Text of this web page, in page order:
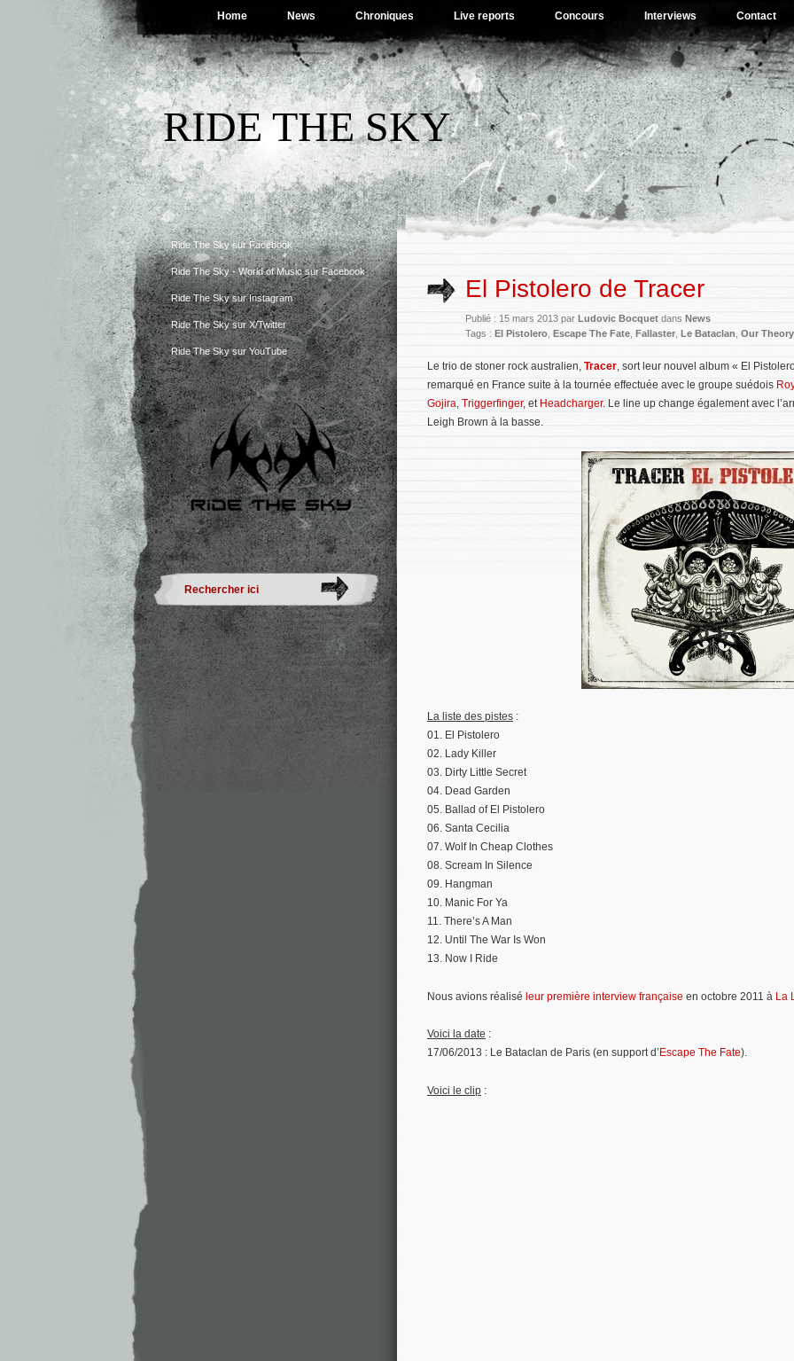
Home News Chroniques Live reports Concours Interviews Contact
RIDE THE SKY
Ride The Sky sur Facebook
Ride The Sky - World of Music sur Facebook
Ride The Sky sur Instagram
Ride The Sky sur X/Twitter
Ride The Sky sur YouTube
El Pistolero de Tracer
Publié : 15 mars 2013 par Ludovic Bocquet dans News
Tags : El Pistolero Escape The Fate Fallaster Le Bataclan Our Theory
Le trio de stoner rock australien, Tracer, sort leur nouvel album « El
remarqué en France suite à la tournée effectuée avec le groupe suédois
Gojira, Triggerfinger, et Headcharger. Le line up change également avec
Leigh Brown à la basse.
La liste des pistes :
01. El Pistolero
02. Lady Killer
03. Dirty Little Secret
04. Dead Garden
05. Ballad of El Pistolero
06. Santa Cecilia
07. Wolf In Cheap Clothes
08. Scream In Silence
09. Hangman
10. Manic For Ya
11. There’s A Man
12. Until The War Is Won
13. Now I Ride
Nous avions réalisé leur première interview française en octobre 2011 à La
Voici la date :
17/06/2013 : Le Bataclan de Paris (en support d’ Escape The Fate).
Voici le clip :